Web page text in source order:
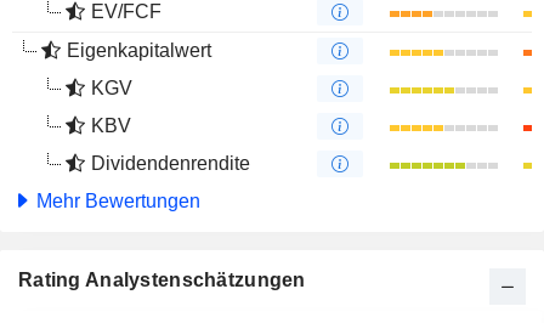
EV/FCF
Eigenkapitalwert
KGV
KBV
Dividendenrendite
Mehr Bewertungen
Rating Analystenschätzungen